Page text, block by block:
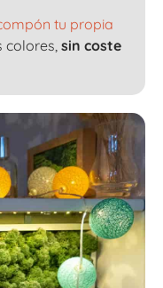
tu propia
sin coste